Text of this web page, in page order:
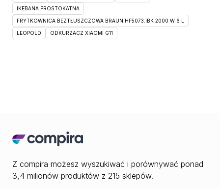
IKEBANA PROSTOKATNA
FRYTKOWNICA BEZTŁUSZCZOWA BRAUN HF5073.IBK 2000 W 6 L
LEOPOLD ODKURZACZ XIAOMI G11
Z compira możesz wyszukiwać i porównywać ponad
3,4 milionów produktów z 215 sklepów.